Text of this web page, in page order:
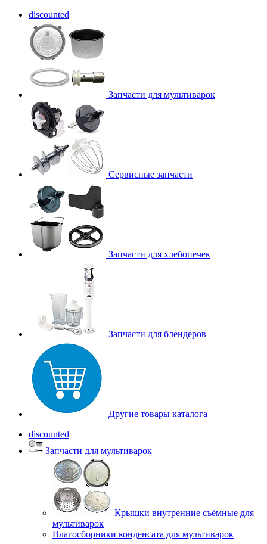
discounted
Запчасти для мультиварок
Сервисные запчасти
Запчасти для хлебопечек
Запчасти для блендеров
Другие товары каталога
discounted
Запчасти для мультиварок
Крышки внутренние съёмные для
мультиварок
Влагосборники конденсата для мультиварок